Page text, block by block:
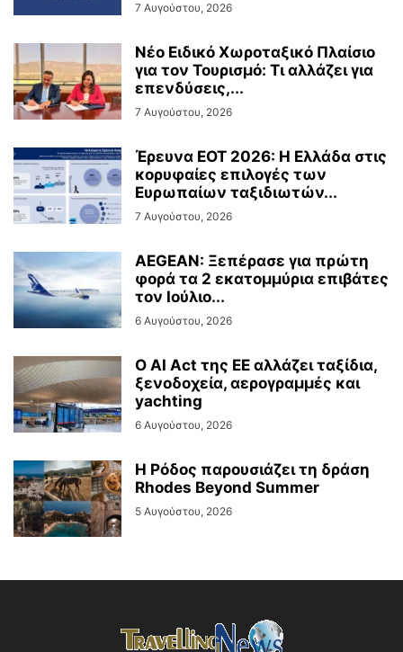
7 Αυγούστου, 2026
Νέο Ειδικό Χωροταξικό Πλαίσιο
για τον Τουρισμό: Τι αλλάζει για
επενδύσεις,...
7 Αυγούστου, 2026
Έρευνα ΕΟΤ 2026: Η Ελλάδα στις
κορυφαίες επιλογές των
Ευρωπαίων ταξιδιωτών...
7 Αυγούστου, 2026
AEGEAN: Ξεπέρασε για πρώτη
φορά τα 2 εκατομμύρια επιβάτες
τον Ιούλιο...
6 Αυγούστου, 2026
Ο AI Act της ΕΕ αλλάζει ταξίδια,
ξενοδοχεία, αερογραμμές και
yachting
6 Αυγούστου, 2026
Η Ρόδος παρουσιάζει τη δράση
Rhodes Beyond Summer
5 Αυγούστου, 2026